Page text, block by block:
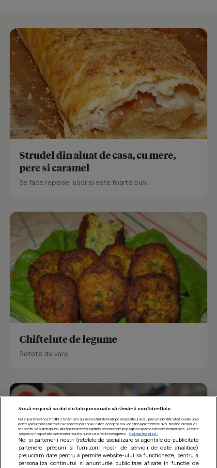
Strudel din aluat de casa, cu mere,
pere si caramel
Se face repede, usor si este foarte bun...
Chiftelute de legume
Retete de vara.
Nouă ne pasă ca datele tale personale să rămână confidențiale
Noi și partenerii noștri 1019stocăm și/sau accesăm informații pe dispozitivul dvs., precum identificatorii cookie unici
pentru prelucrarea datelor cu caracter personal. Puteți accepta sau gestiona preferințele dvs. făcând clic mai jos,
respectiv vă puteți opune utilizării unui interes legitim în orice moment pe pagina cu politica de confidențialitate. Aceste
alegeri vor fi raportate partenerilor noștri și nu vă vor afecta navigarea.
Mai multe detalii
Noi si partenerii nostri (retelele de socializare si agentiile de publicitate
partenere, precum si furnizorii nostri de servicii de date analitice)
prelucram date pentru a permite website-ului sa functioneze, pentru a
personaliza continutul si anunturile publicitare afisate in functie de